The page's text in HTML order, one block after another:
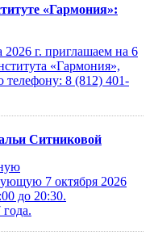
«Гармония»:
2026 г. приглашаем на 6
«Гармония»,
телефону: 8 (812) 401-
Ситниковой
7 октября 2026
до 20:30.